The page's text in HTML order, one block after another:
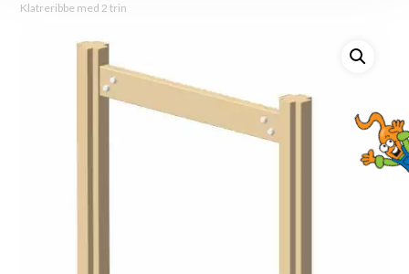
Klatreribbe med 2 trin